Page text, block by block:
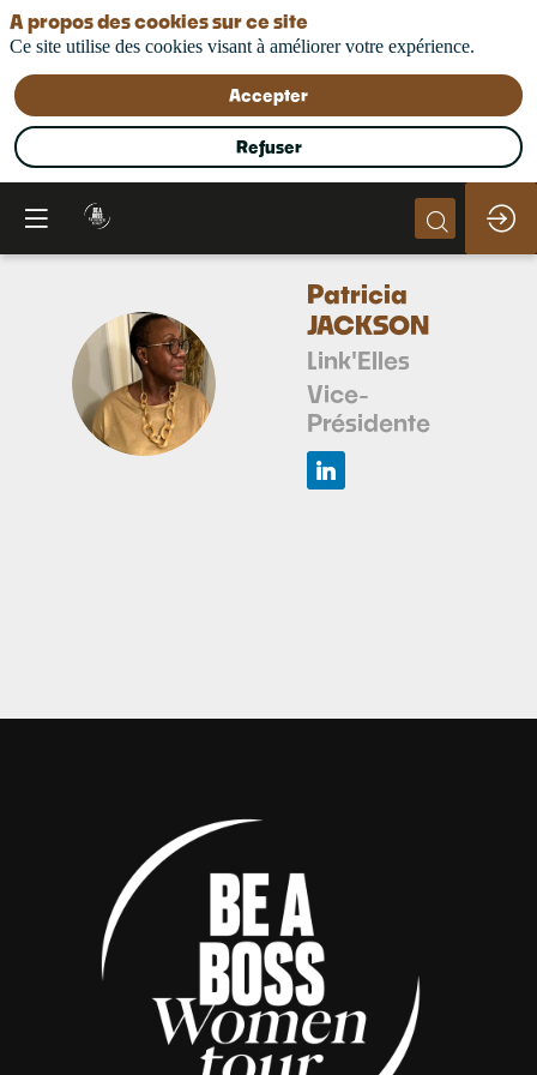
PJ
Patricia
JACKSON
Link'Elles
Vice-
Présidente
A propos des cookies sur ce site
Ce site utilise des cookies visant à améliorer votre expérience.
Accepter
Refuser